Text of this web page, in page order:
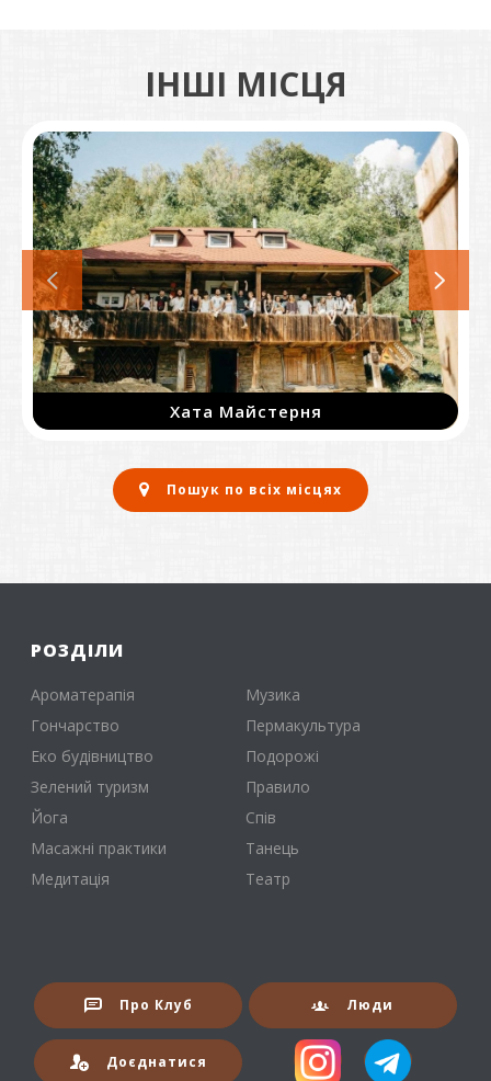
ІНШІ МІСЦЯ
Хата Майстерня
Пошук по всіх місцях
РОЗДІЛИ
Ароматерапія
Гончарство
Еко будівництво
Зелений туризм
Йога
Масажні практики
Медитація
Музика
Пермакультура
Подорожі
Правило
Спів
Танець
Театр
Про Клуб Люди
Доєднатися